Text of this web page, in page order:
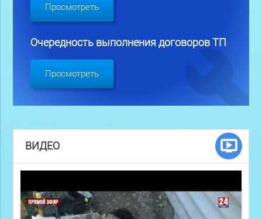
Просмотреть
Очередность выполнения договоров ТП
Просмотреть
ВИДЕО